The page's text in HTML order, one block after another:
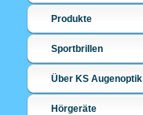
Produkte
Sportbrillen
Über KS Augenoptik
Hörgeräte